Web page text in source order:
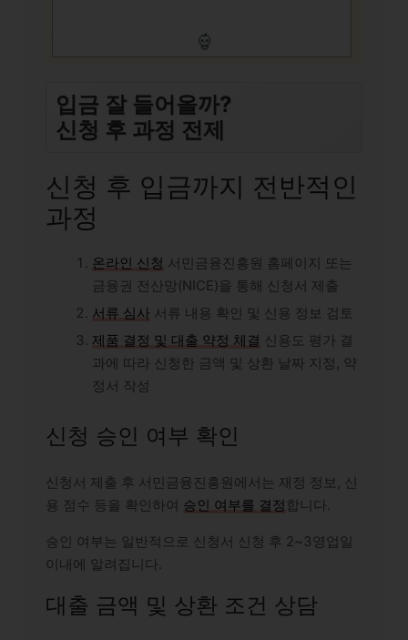
입금 잘 들어올까?
신청 후 과정 전제
신청 후 입금까지 전반적인
과정
온라인 신청 서민금융진흥원 홈페이지 또는
금융권 전산망(NICE)을 통해 신청서 제출
서류 심사 서류 내용 확인 및 신용 정보 검토
제품 결정 및 대출 약정 체결 신용도 평가 결
과에 따라 신청한 금액 및 상환 날짜 지정, 약
정서 작성
신청 승인 여부 확인
신청서 제출 후 서민금융진흥원에서는 재정 정보, 신
용 점수 등을 확인하여 승인 여부를 결정합니다.
승인 여부는 일반적으로 신청서 신청 후 2~3영업일
이내에 알려집니다.
대출 금액 및 상환 조건 상담